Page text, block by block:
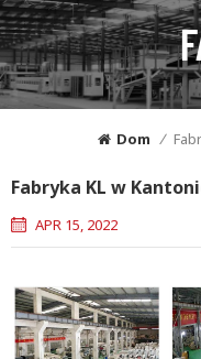
Dom /
Fabryka KL w
APR 15, 2022